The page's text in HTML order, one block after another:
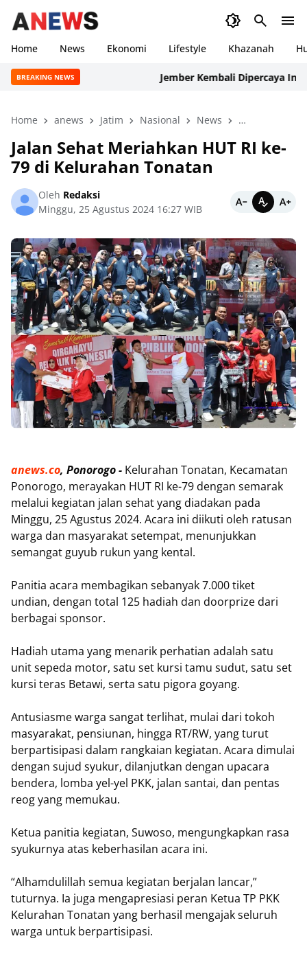
Home News Ekonomi Lifestyle Khazanah
BREAKING NEWS Jember Kembali Dipercaya
Home anews Jatim Nasional News peristiwa
Jalan Sehat Meriahkan HUT RI ke-
79 di Kelurahan Tonatan
Oleh Redaksi
Minggu, 25 Agustus 2024 16:27 WIB
anews.co, Ponorogo - Kelurahan Tonatan, Kecamatan
Ponorogo, merayakan HUT RI ke-79 dengan semarak
melalui kegiatan jalan sehat yang diadakan pada
Minggu, 25 Agustus 2024. Acara ini diikuti oleh ratusan
warga dan masyarakat setempat, menunjukkan
semangat guyub rukun yang kental.
Panitia acara membagikan sebanyak 7.000 tiket
undian, dengan total 125 hadiah dan doorprize dari
berbagai sponsor.
Hadiah utama yang menarik perhatian adalah satu
unit sepeda motor, satu set kursi tamu sudut, satu set
kursi teras Betawi, serta satu pigora goyang.
Antusiasme warga sangat terlihat, mulai dari tokoh
masyarakat, pensiunan, hingga RT/RW, yang turut
berpartisipasi dalam rangkaian kegiatan. Acara dimulai
dengan sujud syukur, dilanjutkan dengan upacara
bendera, lomba yel-yel PKK, jalan santai, dan pentas
reog yang memukau.
Ketua panitia kegiatan, Suwoso, mengungkapkan rasa
syukurnya atas keberhasilan acara ini.
“Alhamdulillah semua kegiatan berjalan lancar,”
tuturnya. Ia juga mengapresiasi peran Ketua TP PKK
Kelurahan Tonatan yang berhasil mengajak seluruh
warga untuk berpartisipasi.